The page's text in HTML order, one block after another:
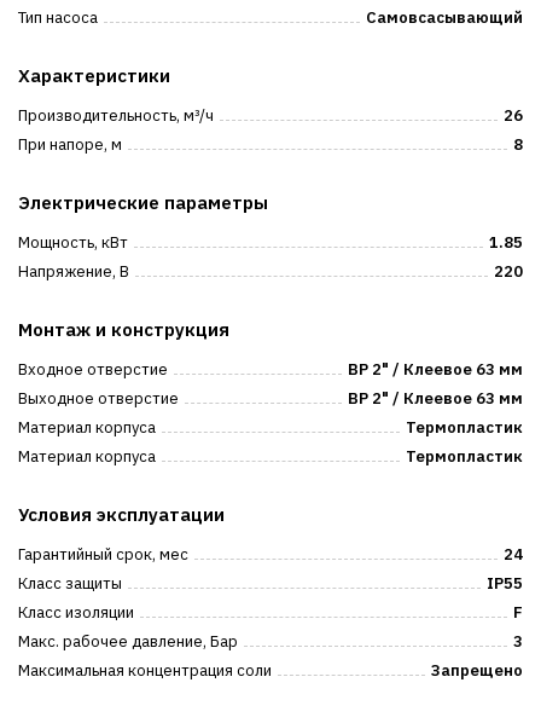
Тип насоса
Самовсасывающий
Характеристики
Производительность, м³/ч
26
При напоре, м
8
Электрические параметры
Мощность, кВт
1.85
Напряжение, В
220
Монтаж и конструкция
Входное отверстие
ВР 2" / Клеевое 63 мм
Выходное отверстие
ВР 2" / Клеевое 63 мм
Материал корпуса
Термопластик
Материал корпуса
Термопластик
Условия эксплуатации
Гарантийный срок, мес
24
Класс защиты
IP55
Класс изоляции
F
Макс. рабочее давление, Бар
3
Максимальная концентрация соли
Запрещено